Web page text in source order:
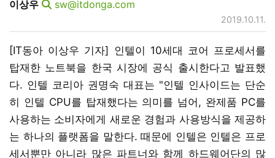
이상우 sw@itdonga.com
2019.10.11.
[IT동아 이상우 기자] 인텔이 10세대 코어 프로세서를
탑재한 노트북을 한국 시장에 공식 출시한다고 발표했
다. 인텔 코리아 권명숙 대표는 "인텔 인사이드는 단순
히 인텔 CPU를 탑재했다는 의미를 넘어, 완제품 PC를
사용하는 소비자에게 새로운 경험과 사용방식을 제공하
는 하나의 플랫폼을 말한다. 때문에 인텔은 인텔은 프로
세서뿐만 아니라 많은 파트너와 함께 하드웨어단의 많